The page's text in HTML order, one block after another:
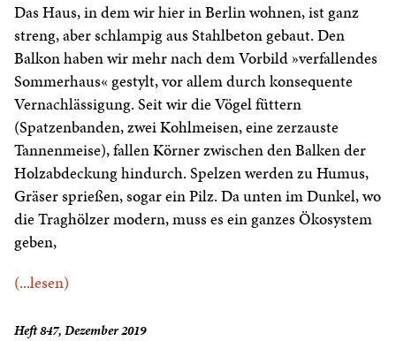
Das Haus, in dem wir hier in Berlin wohnen, ist ganz
streng, aber schlampig aus Stahlbeton gebaut. Den
Balkon haben wir mehr nach dem Vorbild »verfallendes
Sommerhaus« gestylt, vor allem durch konsequente
Vernachlässigung. Seit wir die Vögel füttern
(Spatzenbanden, zwei Kohlmeisen, eine zerzauste
Tannenmeise), fallen Körner zwischen den Balken der
Holzabdeckung hindurch. Spelzen werden zu Humus,
Gräser sprießen, sogar ein Pilz. Da unten im Dunkel, wo
die Traghölzer modern, muss es ein ganzes Ökosystem
geben,
(...lesen)
Heft 847, Dezember 2019